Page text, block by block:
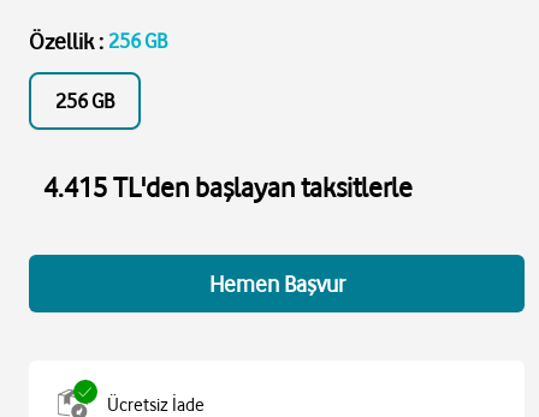
Özellik: 256 GB
256 GB
4.415 TL'den başlayan taksitlerle
Hemen Başvur
Ücretsiz İade